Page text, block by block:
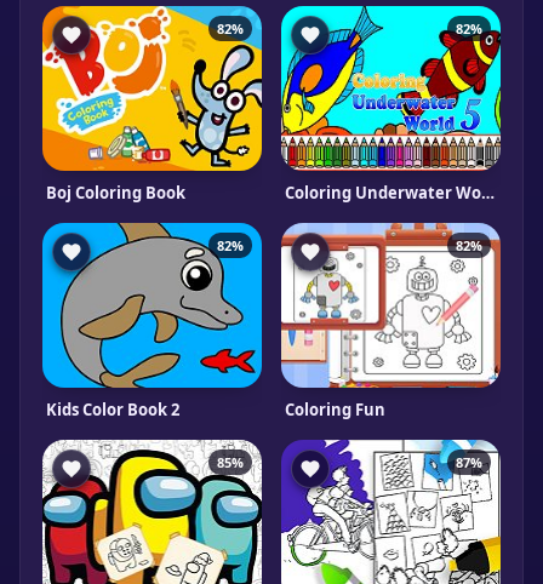
82%
Boj Coloring Book
82%
Coloring Underwater World 5
82%
Kids Color Book 2
82%
Coloring Fun
85% 87%